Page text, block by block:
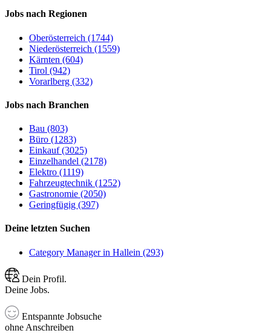
Jobs nach Regionen
Oberösterreich (1744)
Niederösterreich (1559)
Kärnten (604)
Tirol (942)
Vorarlberg (332)
Jobs nach Branchen
Bau (803)
Büro (1283)
Einkauf (3025)
Einzelhandel (2178)
Elektro (1119)
Fahrzeugtechnik (1252)
Gastronomie (2050)
Geringfügig (397)
Deine letzten Suchen
Category Manager in Hallein (293)
Dein Profil.
Deine Jobs.
Entspannte Jobsuche
ohne Anschreiben